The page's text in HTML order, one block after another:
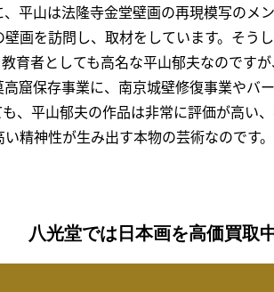
平山は法隆寺金堂壁画の再現模写のメ
画を訪問し、取材をしています。そう
育者としても高名な平山郁夫なのです
窟保存事業に、南京城壁修復事業やバ
、平山郁夫の作品は非常に評価が高い
精神性が生み出す本物の芸術なのです。
八光堂では日本画を高価買取